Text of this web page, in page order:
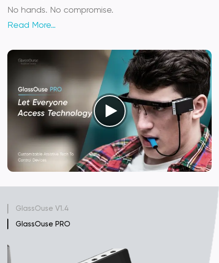
No hands. No compromise.
Read More…
GlassOuse V1.4
GlassOuse PRO